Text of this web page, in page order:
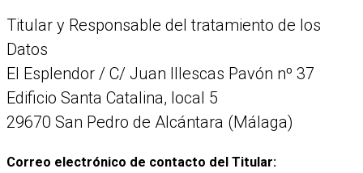
Titular y Responsable del tratamiento de los
Datos
El Esplendor / C/ Juan Illescas Pavón nº 37
Edificio Santa Catalina, local 5
29670 San Pedro de Alcántara (Málaga)
Correo electrónico de contacto del Titular: